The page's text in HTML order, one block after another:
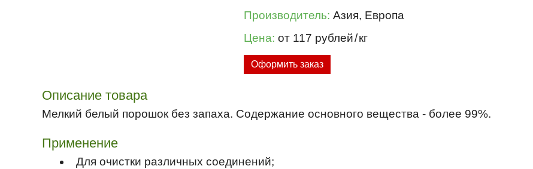
Производитель: Азия, Европа
Цена: от 117 рублей/кг
Оформить заказ
Описание товара
Мелкий белый порошок без запаха. Содержание основного вещества - более 99%.
Применение
Для очистки различных соединений;